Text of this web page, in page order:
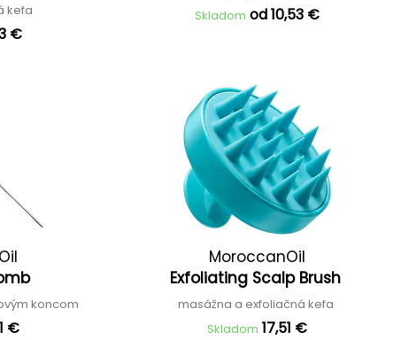
kefa
€
Skladom od 10,53 €
koncom
€
MoroccanOil
Exfoliating Scalp Brush
masážna a exfoliačná kefa
Skladom 17,51 €